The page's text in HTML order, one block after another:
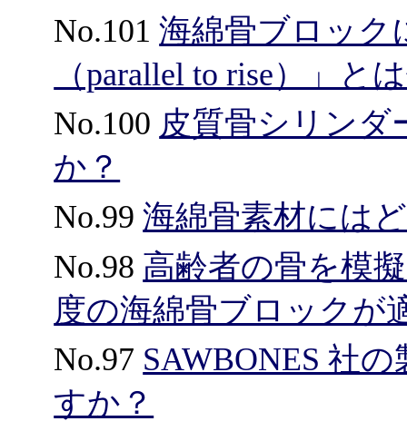
No.101海綿骨ブロック
（parallel to rise）」と
No.100 皮質骨シリンダ
か？
No.99海綿骨素材には
No.98 高齢者の骨を模
度の海綿骨ブロックが
No.97 SAWBONES 社
すか？